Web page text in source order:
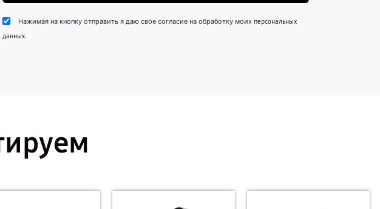
Нажимая на кнопку отправить я даю свое согласие на обработку моих персональных
данных.